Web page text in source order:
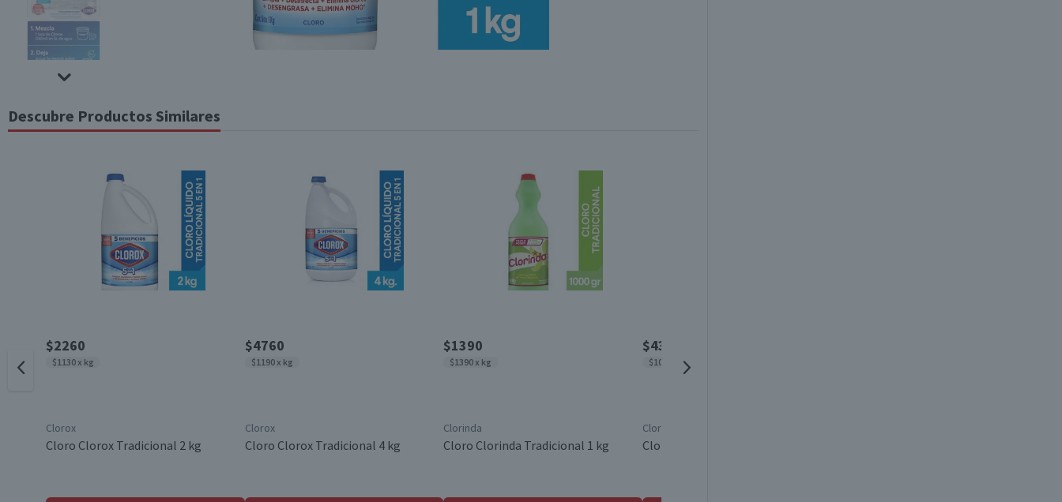
Descubre Productos Similares
$2260
$1130 x kg
Clorox
Cloro Clorox Tradicional 2 kg
$4760
$1190 x kg
Clorox
Cloro Clorox Tradicional 4 kg
$1390
$1390 x kg
Clorinda
Cloro Clorinda Tradicional 1 kg
$4390
$1098 x kg
Clorinda
Cloro Clorinda Tradicional 4 kg